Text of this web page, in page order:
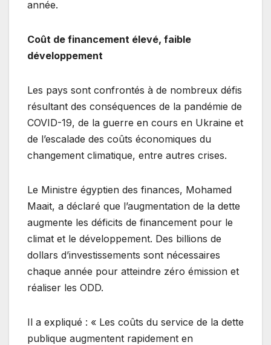
année.
Coût de financement élevé, faible
développement
Les pays sont confrontés à de nombreux défis
résultant des conséquences de la pandémie de
COVID-19, de la guerre en cours en Ukraine et
de l’escalade des coûts économiques du
changement climatique, entre autres crises.
Le Ministre égyptien des finances, Mohamed
Maait, a déclaré que l’augmentation de la dette
augmente les déficits de financement pour le
climat et le développement. Des billions de
dollars d’investissements sont nécessaires
chaque année pour atteindre zéro émission et
réaliser les ODD.
Il a expliqué : « Les coûts du service de la dette
publique augmentent rapidement en